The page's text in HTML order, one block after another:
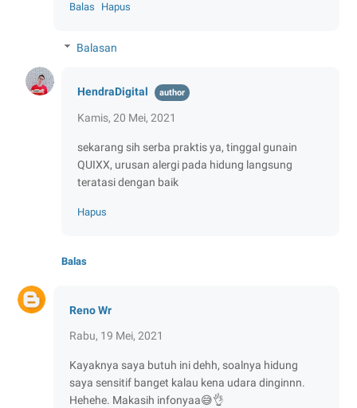
Balas Hapus
Balasan
HendraDigital
Kamis, 20 Mei, 2021
sekarang sih serba praktis ya, tinggal gunain
QUIXX, urusan alergi pada hidung langsung
teratasi dengan baik
Hapus
Balas
Reno Wr
Rabu, 19 Mei, 2021
Kayaknya saya butuh ini dehh, soalnya hidung
saya sensitif banget kalau kena udara dinginnn.
Hehehe. Makasih infonyaa😅👌